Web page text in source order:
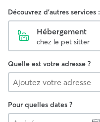
Découvrez d'autres services :
Hébergement
chez le pet sitter
Quelle est votre adresse ?
Pour quelles dates ?
Arrivée